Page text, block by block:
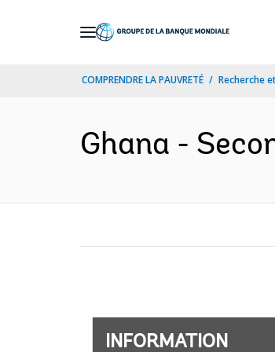
COMPRENDRE LA PAUVRETÉ Recherche
Ghana -
INFORMATION